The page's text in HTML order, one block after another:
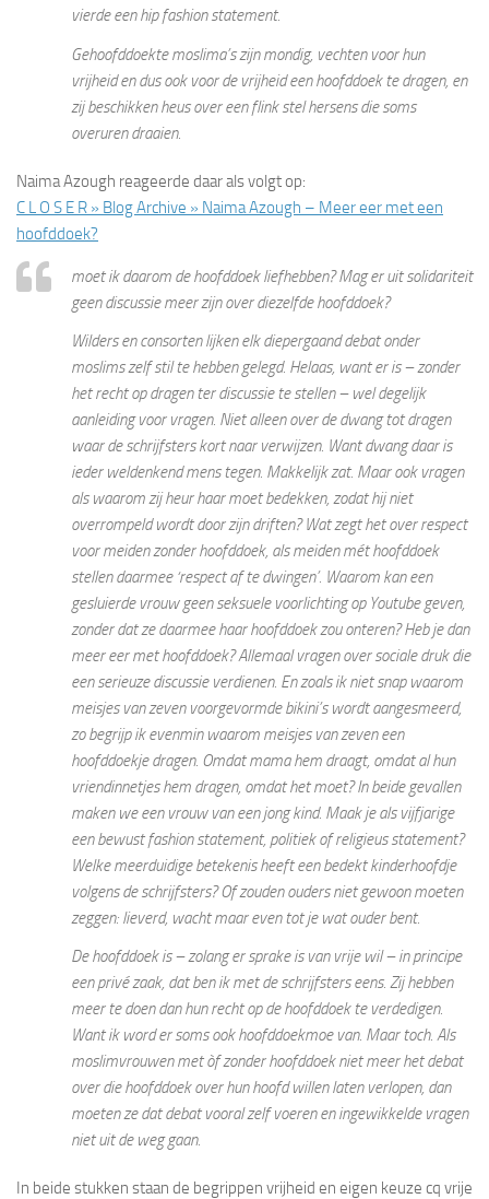
vierde een hip fashion statement.
Gehoofddoekte moslima’s zijn mondig, vechten voor hun
vrijheid en dus ook voor de vrijheid een hoofddoek te dragen, en
zij beschikken heus over een flink stel hersens die soms
overuren draaien.
Naima Azough reageerde daar als volgt op:
C L O S E R » Blog Archive » Naima Azough – Meer eer met een
hoofddoek?
moet ik daarom de hoofddoek liefhebben? Mag er uit solidariteit
geen discussie meer zijn over diezelfde hoofddoek?
Wilders en consorten lijken elk diepergaand debat onder
moslims zelf stil te hebben gelegd. Helaas, want er is – zonder
het recht op dragen ter discussie te stellen – wel degelijk
aanleiding voor vragen. Niet alleen over de dwang tot dragen
waar de schrijfsters kort naar verwijzen. Want dwang daar is
ieder weldenkend mens tegen. Makkelijk zat. Maar ook vragen
als waarom zij heur haar moet bedekken, zodat hij niet
overrompeld wordt door zijn driften? Wat zegt het over respect
voor meiden zonder hoofddoek, als meiden mét hoofddoek
stellen daarmee ‘respect af te dwingen’. Waarom kan een
gesluierde vrouw geen seksuele voorlichting op Youtube geven,
zonder dat ze daarmee haar hoofddoek zou onteren? Heb je dan
meer eer met hoofddoek? Allemaal vragen over sociale druk die
een serieuze discussie verdienen. En zoals ik niet snap waarom
meisjes van zeven voorgevormde bikini’s wordt aangesmeerd,
zo begrijp ik evenmin waarom meisjes van zeven een
hoofddoekje dragen. Omdat mama hem draagt, omdat al hun
vriendinnetjes hem dragen, omdat het moet? In beide gevallen
maken we een vrouw van een jong kind. Maak je als vijfjarige
een bewust fashion statement, politiek of religieus statement?
Welke meerduidige betekenis heeft een bedekt kinderhoofdje
volgens de schrijfsters? Of zouden ouders niet gewoon moeten
zeggen: lieverd, wacht maar even tot je wat ouder bent.
De hoofddoek is – zolang er sprake is van vrije wil – in principe
een privé zaak, dat ben ik met de schrijfsters eens. Zij hebben
meer te doen dan hun recht op de hoofddoek te verdedigen.
Want ik word er soms ook hoofddoekmoe van. Maar toch. Als
moslimvrouwen met òf zonder hoofddoek niet meer het debat
over die hoofddoek over hun hoofd willen laten verlopen, dan
moeten ze dat debat vooral zelf voeren en ingewikkelde vragen
niet uit de weg gaan.
In beide stukken staan de begrippen vrijheid en eigen keuze cq vrije